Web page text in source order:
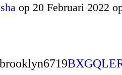
op 20 Februari 2022